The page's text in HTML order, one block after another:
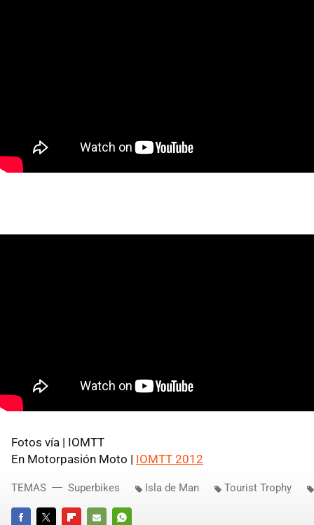
Fotos vía | IOMTT
En Motorpasión Moto | IOMTT 2012
TEMAS Superbikes Isla de Man Tourist Trophy